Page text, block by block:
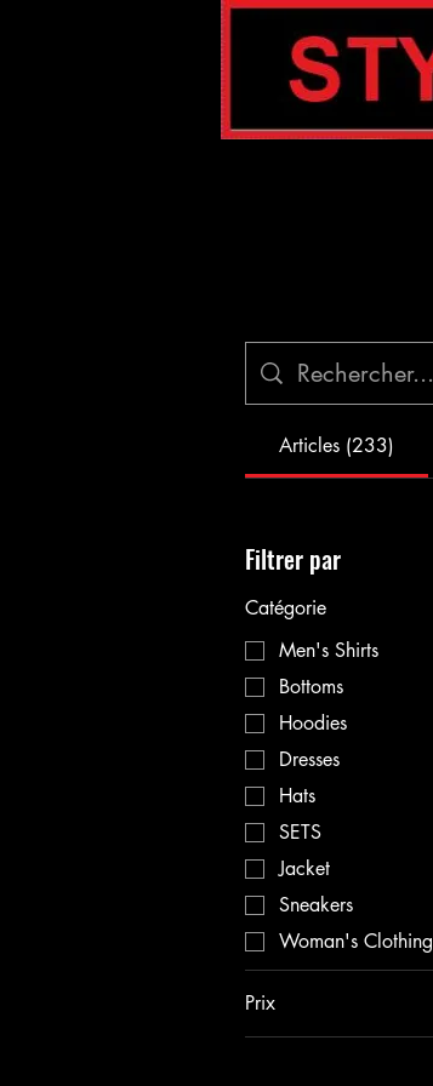
Articles (233)
Filtrer par
Catégorie
Men's Shirts
Bottoms
Hoodies
Dresses
Hats
SETS
Jacket
Sneakers
Woman's Clothing
Prix